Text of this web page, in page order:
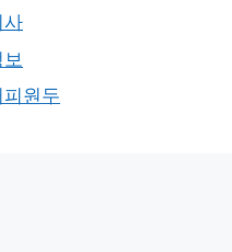
사
피원두